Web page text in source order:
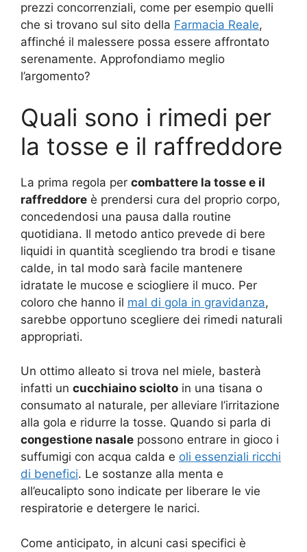
prezzi concorrenziali, come per esempio quelli
che si trovano sul sito della Farmacia Reale,
affinché il malessere possa essere affrontato
serenamente. Approfondiamo meglio
l’argomento?
Quali sono i rimedi per
la tosse e il raffreddore
La prima regola per combattere la tosse e il
raffreddore è prendersi cura del proprio corpo,
concedendosi una pausa dalla routine
quotidiana. Il metodo antico prevede di bere
liquidi in quantità scegliendo tra brodi e tisane
calde, in tal modo sarà facile mantenere
idratate le mucose e sciogliere il muco. Per
coloro che hanno il mal di gola in gravidanza,
sarebbe opportuno scegliere dei rimedi naturali
appropriati.
Un ottimo alleato si trova nel miele, basterà
infatti un cucchiaino sciolto in una tisana o
consumato al naturale, per alleviare l’irritazione
alla gola e ridurre la tosse. Quando si parla di
congestione nasale possono entrare in gioco i
suffumigi con acqua calda e oli essenziali ricchi
di benefici. Le sostanze alla menta e
all’eucalipto sono indicate per liberare le vie
respiratorie e detergere le narici.
Come anticipato, in alcuni casi specifici è